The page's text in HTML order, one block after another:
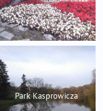
Park Kasprowicza